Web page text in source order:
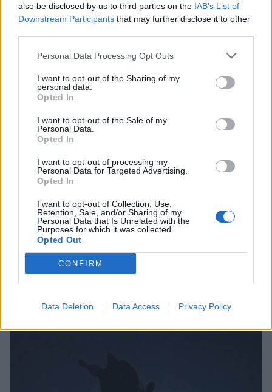
also be disclosed by us to third parties on the IAB’s List of
Downstream Participants that may further disclose it to other
Personal Data Processing Opt Outs
I want to opt-out of the Sharing of my
personal data.
Opted In
I want to opt-out of the Sale of my
Personal Data.
Opted In
I want to opt-out of processing my
Personal Data for Targeted Advertising.
Opted In
I want to opt-out of Collection, Use,
Retention, Sale, and/or Sharing of my
Personal Data that Is Unrelated with the
Purposes for which it was collected.
Opted Out
CONFIRM
Data Deletion Data Access Privacy Policy
Κάνετε τα ίδια πράγματα κάθε
Σαββατοκύριακο; Η επιστήμη λέει ότι δεν
Νέα έρευνα: Πόσο αντέχει η ελιά χωρίς νερό
και τι συμβαίνει όταν ξαναποτιστεί